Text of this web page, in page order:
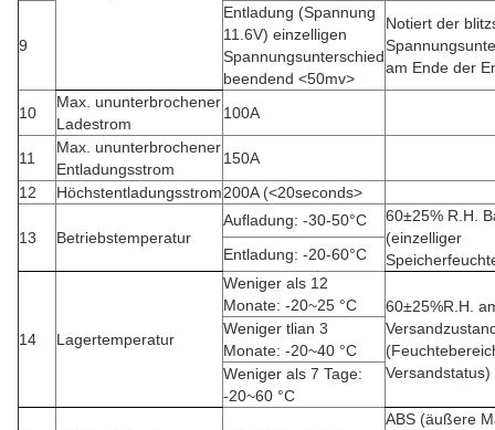
9
Entladung (Spannung
11.6V) einzelligen
Spannungsunterschied
beendend <50mv>
Notiert der
am Ende der
10
Max. ununterbrochener
Ladestrom
100A
11
Max. ununterbrochener
Entladungsstrom
150A
12
Höchstentladungsstrom200A (<20seconds>
13 Betriebstemperatur
Aufladung: -30-50°C
60±25% R.H.
(einzelliger
Entladung: -20-60°C
14 Lagertemperatur
Weniger als 12
Monate: -20~25 °C
60±25%R.H.
Versandstatus)
Weniger tlian 3
Monate: -20~40 °C
Weniger als 7 Tage:
-20~60 °C
ABS (äußere